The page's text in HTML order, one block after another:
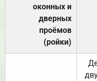
оконных и
дверных
проёмов
(ройки)